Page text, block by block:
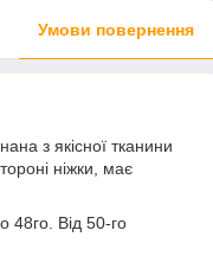
Умови повернення
з якісної тканини
ніжки, має
48го. Від 50-го